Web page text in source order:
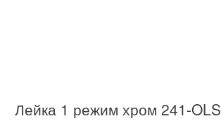
Лейка 1 режим хром 241-OLS